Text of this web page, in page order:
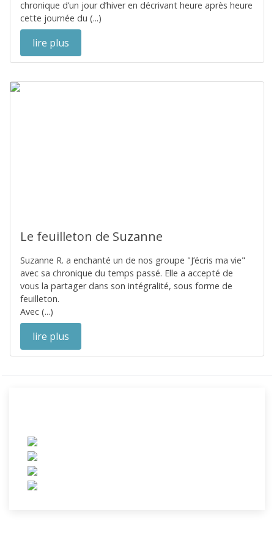
chronique d’un jour d’hiver en décrivant heure après heure
cette journée du (...)
lire plus
Le feuilleton de Suzanne
Suzanne R. a enchanté un de nos groupe "J’écris ma vie"
avec sa chronique du temps passé. Elle a accepté de
vous la partager dans son intégralité, sous forme de
feuilleton.
Avec (...)
lire plus